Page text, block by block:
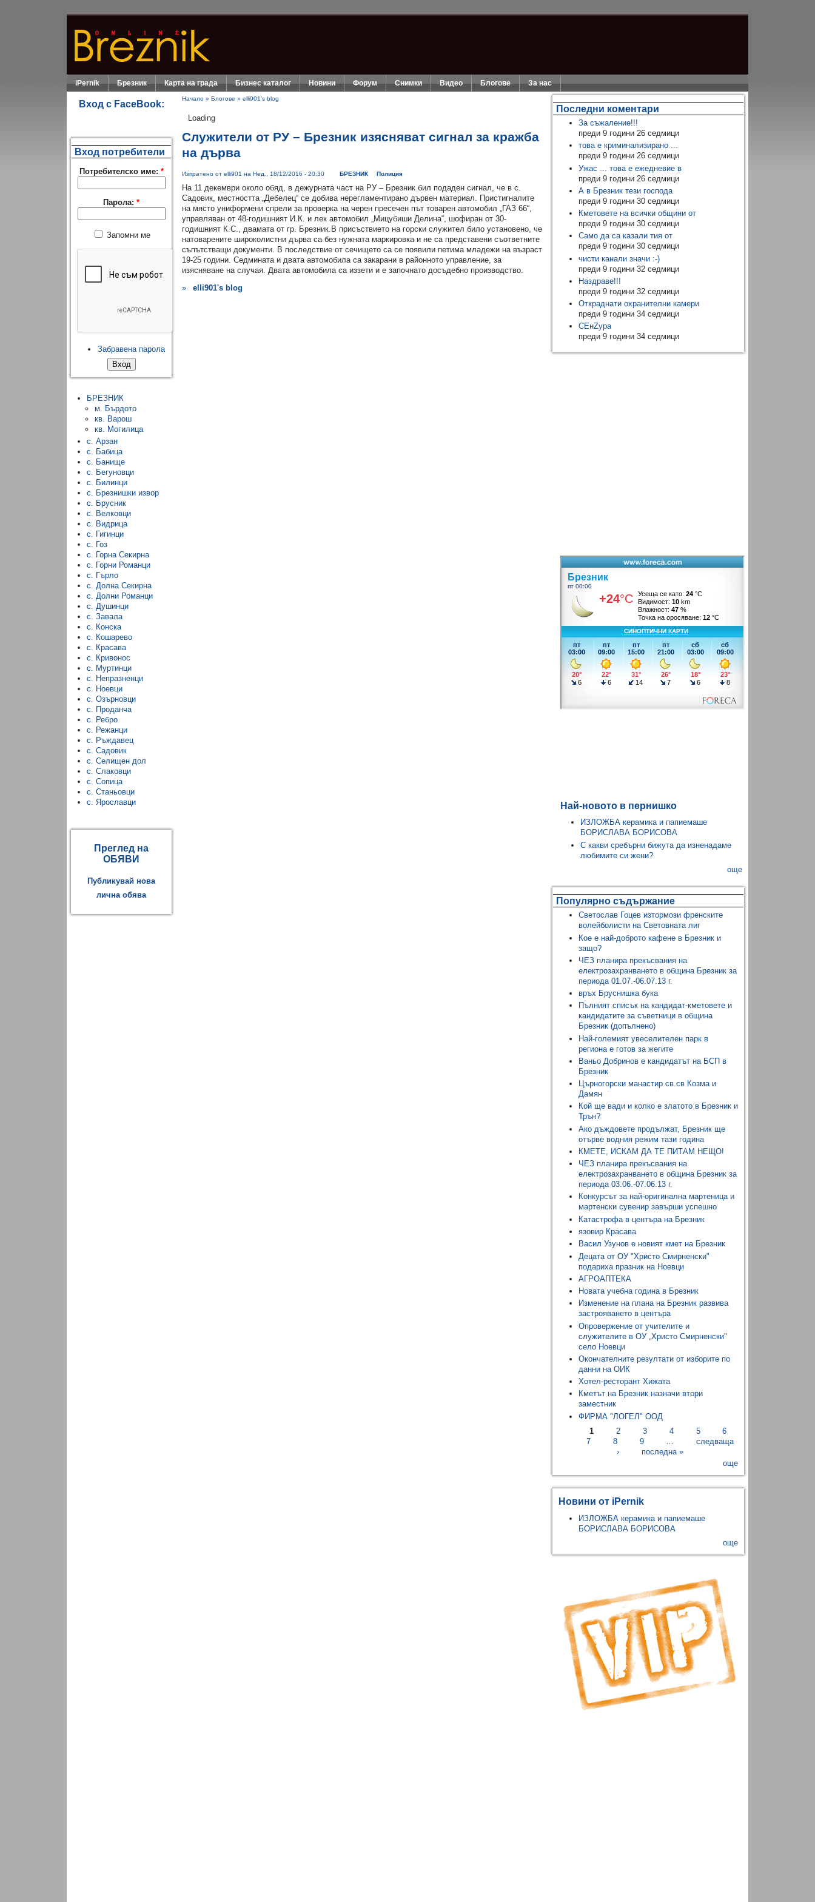
iPernik Брезник Карта на града Бизнес каталог Новини Форум Снимки Видео Блогове За нас
Вход с FaceBook:
Вход потребители
Потребителско име: *
Парола: *
Запомни ме
Забравена парола
БРЕЗНИК
м. Бърдото
кв. Варош
кв. Могилица
с. Арзан
с. Бабица
с. Банище
с. Бегуновци
с. Билинци
с. Брезнишки извор
с. Брусник
с. Велковци
с. Видрица
с. Гигинци
с. Гоз
с. Горна Секирна
с. Горни Романци
с. Гърло
с. Долна Секирна
с. Долни Романци
с. Душинци
с. Завала
с. Конска
с. Кошарево
с. Красава
с. Кривонос
с. Муртинци
с. Непразненци
с. Ноевци
с. Озърновци
с. Проданча
с. Ребро
с. Режанци
с. Ръждавец
с. Садовик
с. Селищен дол
с. Слаковци
с. Сопица
с. Станьовци
с. Ярославци
Преглед на
ОБЯВИ
Публикувай нова
лична обява
Начало » Блогове » elli901's blog
Loading
Служители от РУ – Брезник изясняват сигнал за кражба
на дърва
Изпратено от elli901 на Нед., 18/12/2016 - 20:30 БРЕЗНИК Полиция
На 11 декември около обяд, в дежурната част на РУ – Брезник бил подаден сигнал, че в с.
Садовик, местността „Дебелец“ се добива нерегламентирано дървен материал. Пристигналите
на място униформени спрели за проверка на черен пресечен път товарен автомобил „ГАЗ 66“,
управляван от 48-годишният И.К. и лек автомобил „Мицубиши Делина“, шофиран от 30-
годишният К.С., двамата от гр. Брезник.В присъствието на горски служител било установено, че
натоварените широколистни дърва са без нужната маркировка и не са представени съответните
съпътстващи документи. В последствие от сечището са се появили петима младежи на възраст
19-25 години. Седмината и двата автомобила са закарани в районното управление, за
изясняване на случая. Двата автомобила са иззети и е започнато досъдебно производство.
»
elli901's blog
Последни коментари
За съжаление!!!
преди 9 години 26 седмици
това е криминализирано ...
преди 9 години 26 седмици
Ужас ... това е ежедневие в
преди 9 години 26 седмици
А в Брезник тези господа
преди 9 години 30 седмици
Кметовете на всички общини от
преди 9 години 30 седмици
Само да са казали тия от
преди 9 години 30 седмици
чисти канали значи :-)
преди 9 години 32 седмици
Наздраве!!!
преди 9 години 32 седмици
Откраднати охранителни камери
преди 9 години 34 седмици
CEнZура
преди 9 години 34 седмици
Най-новото в пернишко
ИЗЛОЖБА керамика и папиемаше
БОРИСЛАВА БОРИСОВА
С какви сребърни бижута да изненадаме
любимите си жени?
още
Популярно съдържание
Светослав Гоцев изтормози френските
волейболисти на Световната лиг
Кое е най-доброто кафене в Брезник и
защо?
ЧЕЗ планира прекъсвания на
електрозахранването в община Брезник за
периода 01.07.-06.07.13 г.
връх Бруснишка бука
Пълният списък на кандидат-кметовете и
кандидатите за съветници в община
Брезник (допълнено)
Най-големият увеселителен парк в
региона е готов за жегите
Ваньо Добринов е кандидатът на БСП в
Брезник
Църногорски манастир св.св Козма и
Дамян
Кой ще вади и колко е златото в Брезник и
Трън?
Ако дъждовете продължат, Брезник ще
отърве водния режим тази година
КМЕТЕ, ИСКАМ ДА ТЕ ПИТАМ НЕЩО!
ЧЕЗ планира прекъсвания на
електрозахранването в община Брезник за
периода 03.06.-07.06.13 г.
Конкурсът за най-оригинална мартеница и
мартенски сувенир завърши успешно
Катастрофа в центъра на Брезник
язовир Красава
Васил Узунов е новият кмет на Брезник
Децата от ОУ "Христо Смирненски"
подариха празник на Ноевци
АГРОАПТЕКА
Новата учебна година в Брезник
Изменение на плана на Брезник развива
застрояването в центъра
Опровержение от учителите и
служителите в ОУ „Христо Смирненски"
село Ноевци
Окончателните резултати от изборите по
данни на ОИК
Хотел-ресторант Хижата
Кметът на Брезник назначи втори
заместник
ФИРМА "ЛОГЕЛ" ООД
1
2 3 4 5
6
7
8 9
следваща
›
последна »
още
Новини от iPernik
ИЗЛОЖБА керамика и папиемаше
БОРИСЛАВА БОРИСОВА
още